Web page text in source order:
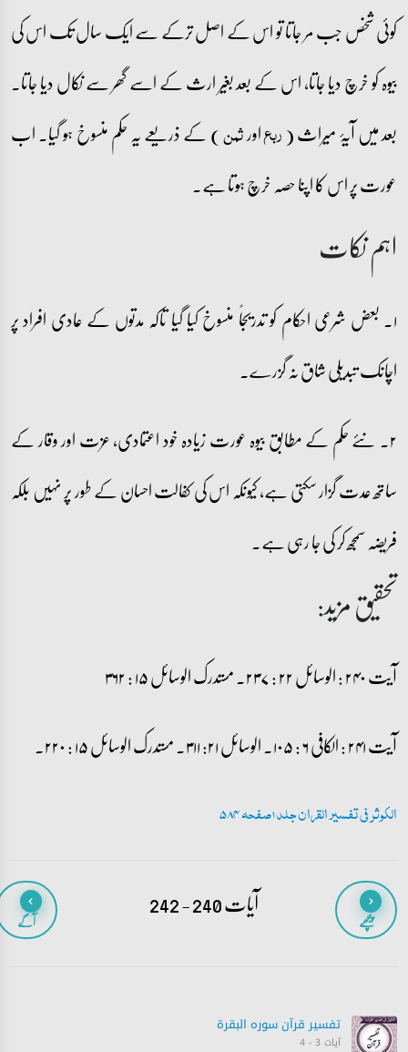
کوئی شخص جب مر جاتا تو اس کے اصل ترکے سے ایک سال تک اس کی
بیوہ کو خرچ دیا جاتا، اس کے بعد بغیر ارث کے اسے گھر سے نکال دیا جاتا۔
بعد میں آیۂ میراث (ربعاورثمن) کے ذریعے یہ حکم منسوخ ہو گیا۔ اب
عورت پر اس کا اپنا حصہ خرچ ہوتا ہے۔
اہم نکات
۱۔ بعض شرعی احکام کو تدریجاً منسوخ کیا گیا تاکہ مدتوں کے عادی افراد پر
اچانک تبدیلی شاق نہ گزرے۔
۲۔ نئے حکم کے مطابق بیوہ عورت زیادہ خود اعتمادی، عزت اور وقار کے
ساتھ عدت گزار سکتی ہے، کیونکہ اس کی کفالت احسان کے طور پر نہیں بلکہ
فریضہ سمجھ کر کی جا رہی ہے۔
تحقیق مزید:
آیت ۲۴۰ : الوسائل ۲۲ : ۲۳۷۔ مستدرک الوسائل ۱۵ : ۳۶۲
آیت ۲۴۱ : الکافی ۶ : ۱۰۵۔ الوسائل ۲۱: ۳۱۱۔ مستدرک الوسائل ۱۵ : ۲۲۰۔
الکوثر فی تفسیر القران جلد 1 صفحہ 584
پیچھے آیات 240 - 242 آگے
تفسیر قرآن سورہ ‎البقرة
آیات 3 - 4